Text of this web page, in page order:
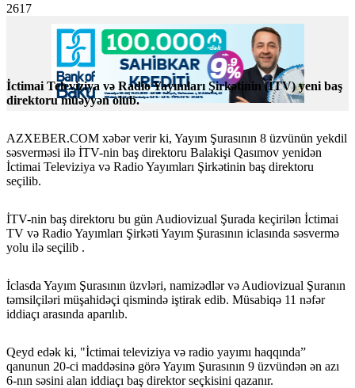
2617
İctimai Televiziya və Radio Yayımları Şirkətinin (İTV) yeni baş
direktoru müəyyən olub.
AZXEBER.COM xəbər verir ki, Yayım Şurasının 8 üzvünün yekdil
səsverməsi ilə İTV-nin baş direktoru Balakişi Qasımov yenidən
İctimai Televiziya və Radio Yayımları Şirkətinin baş direktoru
seçilib.
İTV-nin baş direktoru bu gün Audiovizual Şurada keçirilən İctimai
TV və Radio Yayımları Şirkəti Yayım Şurasının iclasında səsvermə
yolu ilə seçilib .
İclasda Yayım Şurasının üzvləri, namizədlər və Audiovizual Şuranın
təmsilçiləri müşahidəçi qismində iştirak edib. Müsabiqə 11 nəfər
iddiaçı arasında aparılıb.
Qeyd edək ki, "İctimai televiziya və radio yayımı haqqında”
qanunun 20-ci maddəsinə görə Yayım Şurasının 9 üzvündən ən azı
6-nın səsini alan iddiaçı baş direktor seçkisini qazanır.